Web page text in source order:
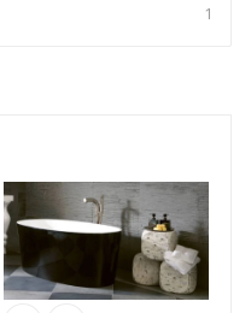
1